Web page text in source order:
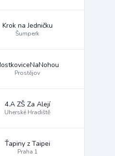
Krok na Jedničku
Šumperk
Prostějov
4.A ZŠ Za Alejí
Uherské Hradiště
Ťapiny z Taipei
Praha 1